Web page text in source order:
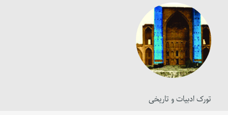
تورک ادبیات و تاریخی